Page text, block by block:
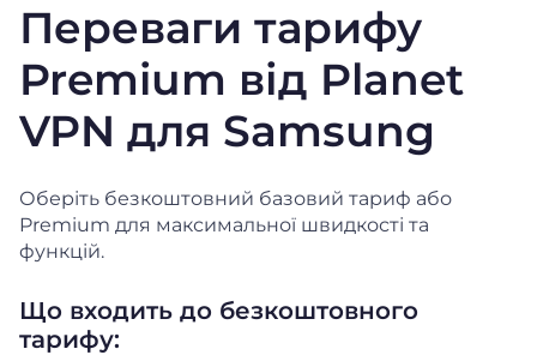
Переваги тарифу
Premium від Planet
VPN для Samsung
Оберіть безкоштовний базовий тариф або
Premium для максимальної швидкості та
функцій.
Що входить до безкоштовного
тарифу: